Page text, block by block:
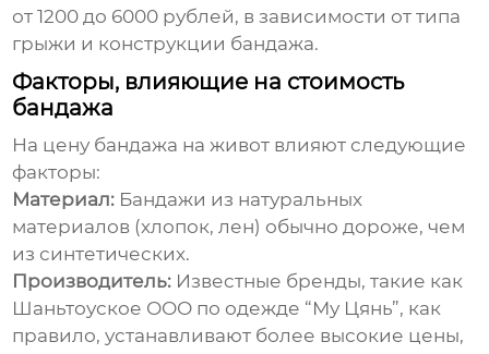
от 1200 до 6000 рублей, в зависимости от типа
грыжи и конструкции бандажа.
Факторы, влияющие на стоимость
бандажа
На цену бандажа на живот влияют следующие
факторы:
Материал: Бандажи из натуральных
материалов (хлопок, лен) обычно дороже, чем
из синтетических.
Производитель: Известные бренды, такие как
Шаньтоуское ООО по одежде “Му Цянь”, как
правило, устанавливают более высокие цены,